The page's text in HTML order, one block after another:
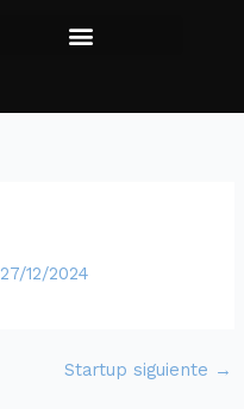
27/12/2024
Startup siguiente →